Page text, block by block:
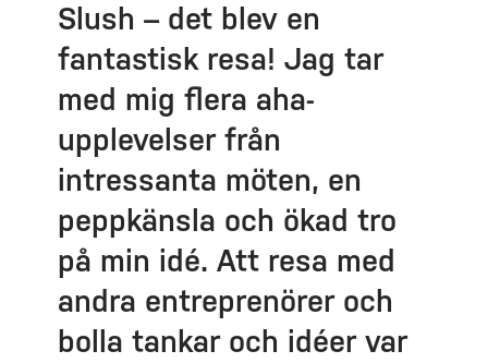
Slush – det blev en
fantastisk resa! Jag tar
med mig flera aha-
upplevelser från
intressanta möten, en
peppkänsla och ökad tro
på min idé. Att resa med
andra entreprenörer och
bolla tankar och idéer var